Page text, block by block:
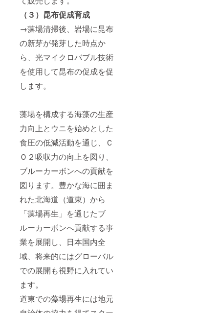
（３）昆布促成育成
→藻場清掃後、岩場に昆布
の新芽が発芽した時点か
ら、光マイクロバブル技術
を使用して昆布の促成を促
します。
藻場を構成する海藻の生産
力向上とウニを始めとした
食圧の低減活動を通じ、Ｃ
Ｏ２吸収力の向上を図り、
ブルーカーボンへの貢献を
図ります。豊かな海に囲ま
れた北海道（道東）から
「藻場再生」を通じたブ
ルーカーボンへ貢献する事
業を展開し、日本国内全
域、将来的にはグローバル
での展開も視野に入れてい
ます。
道東での藻場再生には地元